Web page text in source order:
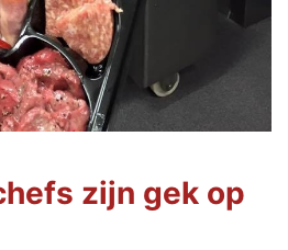
zijn gek op